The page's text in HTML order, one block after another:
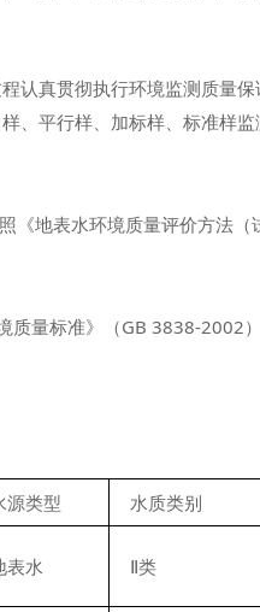
真贯彻执行环境监测质量保
、平行样、加标样、标准样
地表水环境质量评价方法
量标准》（GB 3838-2002
源类型 水质类别
表水 Ⅱ类